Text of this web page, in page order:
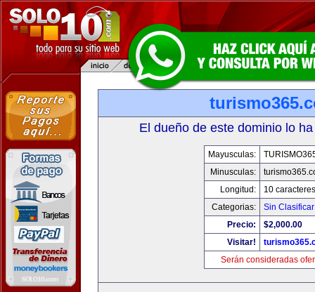
El dueño de este dominio lo
Mayusculas:
Minusculas:
Longitud:
10 caracteres
Categorias:
Sin Clasificar
Precio:
$2,000.00
Visitar!
Serán consideradas